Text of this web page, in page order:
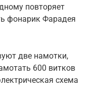
повторяет
фонарик Фарадея
две намотки,
600 витков
схема